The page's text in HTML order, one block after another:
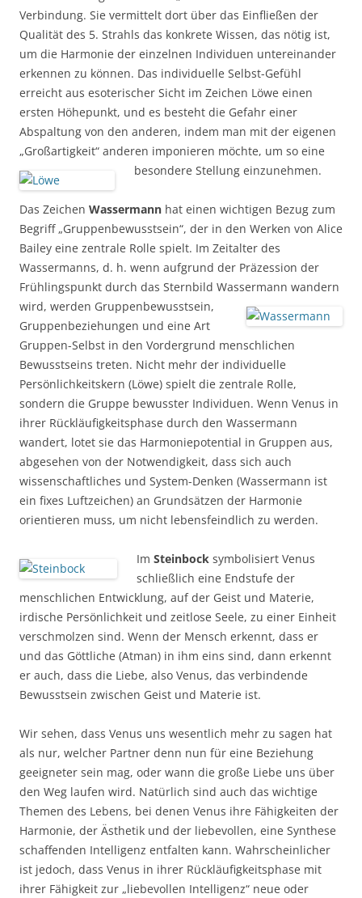
Verbindung. Sie vermittelt dort über das Einfließen der
Qualität des 5. Strahls das konkrete Wissen, das nötig ist,
um die Harmonie der einzelnen Individuen untereinander
erkennen zu können. Das individuelle Selbst-Gefühl
erreicht aus esoterischer Sicht im Zeichen Löwe einen
ersten Höhepunkt, und es besteht die Gefahr einer
Abspaltung von den anderen, indem man mit der eigenen
„Großartigkeit“ anderen imponieren möchte, um so eine
besondere Stellung einzunehmen.
Das Zeichen Wassermann hat einen wichtigen Bezug zum
Begriff „Gruppenbewusstsein“, der in den Werken von Alice
Bailey eine zentrale Rolle spielt. Im Zeitalter des
Wassermanns, d. h. wenn aufgrund der Präzession der
Frühlingspunkt durch das Sternbild Wassermann wandern
wird, werden Gruppenbewusstsein,
Gruppenbeziehungen und eine Art
Gruppen-Selbst in den Vordergrund menschlichen
Bewusstseins treten. Nicht mehr der individuelle
Persönlichkeitskern (Löwe) spielt die zentrale Rolle,
sondern die Gruppe bewusster Individuen. Wenn Venus in
ihrer Rückläufigkeitsphase durch den Wassermann
wandert, lotet sie das Harmoniepotential in Gruppen aus,
abgesehen von der Notwendigkeit, dass sich auch
wissenschaftliches und System-Denken (Wassermann ist
ein fixes Luftzeichen) an Grundsätzen der Harmonie
orientieren muss, um nicht lebensfeindlich zu werden.
Im Steinbock symbolisiert Venus
schließlich eine Endstufe der
menschlichen Entwicklung, auf der Geist und Materie,
irdische Persönlichkeit und zeitlose Seele, zu einer Einheit
verschmolzen sind. Wenn der Mensch erkennt, dass er
und das Göttliche (Atman) in ihm eins sind, dann erkennt
er auch, dass die Liebe, also Venus, das verbindende
Bewusstsein zwischen Geist und Materie ist.
Wir sehen, dass Venus uns wesentlich mehr zu sagen hat
als nur, welcher Partner denn nun für eine Beziehung
geeigneter sein mag, oder wann die große Liebe uns über
den Weg laufen wird. Natürlich sind auch das wichtige
Themen des Lebens, bei denen Venus ihre Fähigkeiten der
Harmonie, der Ästhetik und der liebevollen, eine Synthese
schaffenden Intelligenz entfalten kann. Wahrscheinlicher
ist jedoch, dass Venus in ihrer Rückläufigkeitsphase mit
ihrer Fähigkeit zur „liebevollen Intelligenz“ neue oder